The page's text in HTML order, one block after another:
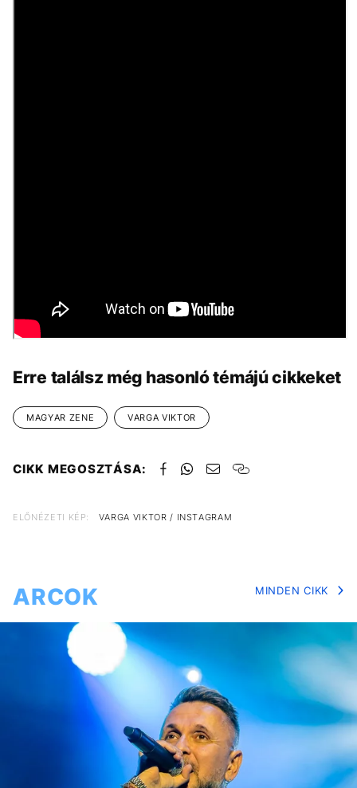
Erre találsz még hasonló témájú cikkeket
MAGYAR ZENE VARGA VIKTOR
CIKK MEGOSZTÁSA:
ELŐNÉZETI KÉP: VARGA VIKTOR / INSTAGRAM
ARCOK MINDEN CIKK